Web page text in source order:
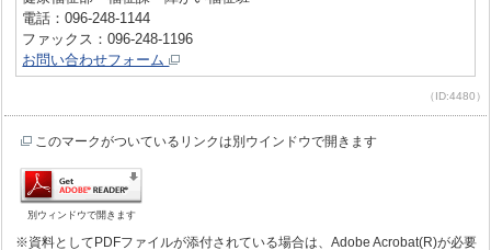
電話：096-248-1144
ファックス：096-248-1196
お問い合わせフォーム
（ID:4480）
このマークがついているリンクは別ウインドウで開きます
別ウィンドウで開きます
※資料としてPDFファイルが添付されている場合は、Adobe Acrobat(R)が必要